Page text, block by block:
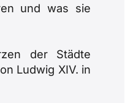
und was sie
der Städte
Ludwig XIV. in